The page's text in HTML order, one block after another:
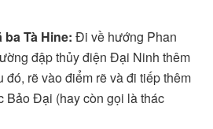
Tà Hine: Đi về hướng Phan
đập thủy điện Đại Ninh thêm
đó, rẽ vào điểm rẽ và đi tiếp thêm
Bảo Đại (hay còn gọi là thác